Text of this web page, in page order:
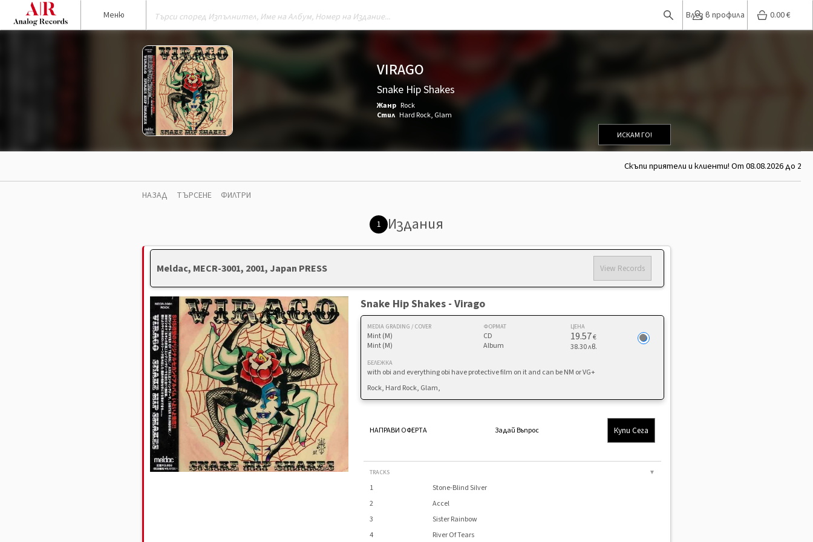
Меню Влез в профила 0.00€
VIRAGO
Snake Hip Shakes
Жанр Rock
Стил Hard Rock, Glam
ИСКАМ ГО!
Скъпи приятели и клиенти! От 08.08.2026 до
НАЗАД ТЪРСЕНЕ ФИЛТРИ
1 Издания
Meldac, MECR-3001, 2001, Japan PRESS View Records
Snake Hip Shakes - Virago
MEDIA GRADING / COVER
Mint (M)
Mint (M)
ФОРМАТ
CD
Album
ЦЕНА
19.57€
38.30 лв.
БЕЛЕЖКА
with obi and everything obi have protective film on it and can be NM or VG+
Rock, Hard Rock, Glam,
НАПРАВИ ОФЕРТА Задай Въпрос Купи Сега
TRACKS ▼
1
Stone-Blind Silver
2
Accel
3
Sister Rainbow
4
River Of Tears